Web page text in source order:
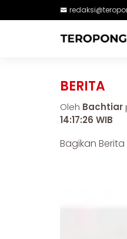
BERITA
Oleh Bachtiar
14:17:26 WIB
Bagikan Berita